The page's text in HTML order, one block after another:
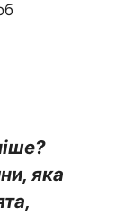
яка